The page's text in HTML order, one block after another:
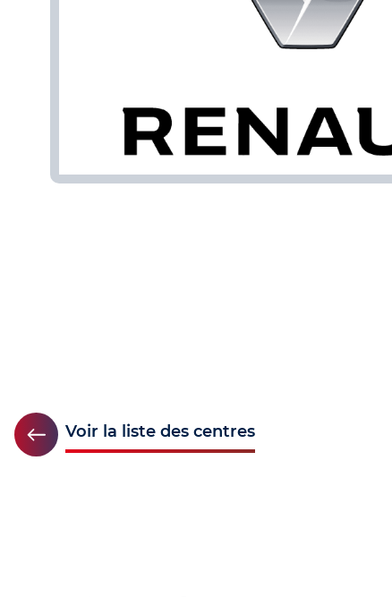
Voir la liste des centres